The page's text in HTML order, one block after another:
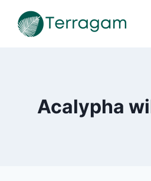
para
Acalypha